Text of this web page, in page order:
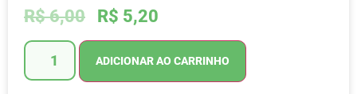
R$6,00 R$ 5,20
ADICIONAR AO CARRINHO